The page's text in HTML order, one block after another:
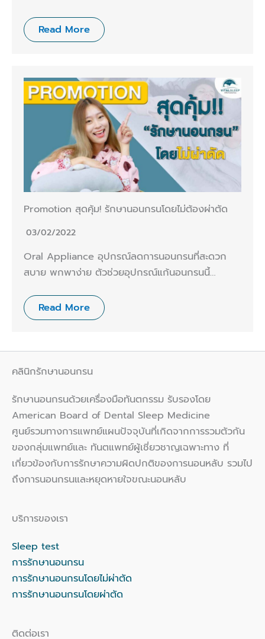
Read More
Promotion สุดคุ้ม! รักษานอนกรนโดยไม่ต้องผ่าตัด
03/02/2022
Oral Appliance อุปกรณ์ลดการนอนกรนที่สะดวก
สบาย พกพาง่าย ตัวช่วยอุปกรณ์แก้นอนกรนนี้…
Read More
คลินิกรักษานอนกรน
รักษานอนกรนด้วยเครื่องมือทันตกรรม รับรองโดย
American Board of Dental Sleep Medicine
ศูนย์รวมทางการแพทย์แผนปัจจุบันที่เกิดจากการรวมตัวกัน
ของกลุ่มแพทย์และ ทันตแพทย์ผู้เชี่ยวชาญเฉพาะทาง ที่
เกี่ยวข้องกับการรักษาความผิดปกติของการนอนหลับ รวมไป
ถึงการนอนกรนและหยุดหายใจขณะนอนหลับ
บริการของเรา
Sleep test
การรักษานอนกรน
การรักษานอนกรนโดยไม่ผ่าตัด
การรักษานอนกรนโดยผ่าตัด
ติดต่อเรา